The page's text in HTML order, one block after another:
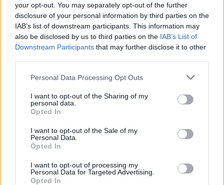
your opt-out. You may separately opt-out of the further
disclosure of your personal information by third parties on the
IAB’s list of downstream participants. This information may
also be disclosed by us to third parties on the IAB’s List of
Downstream Participants that may further disclose it to other
Personal Data Processing Opt Outs
I want to opt-out of the Sharing of my
personal data.
Opted In
I want to opt-out of the Sale of my
Personal Data.
Opted In
I want to opt-out of processing my
Personal Data for Targeted Advertising.
Opted In